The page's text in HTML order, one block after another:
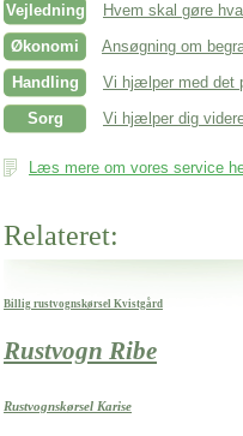
Vejledning
Hvem skal gøre
Økonomi
Ansøgning om
Handling
Vi hjælper med det
Sorg
Vi hjælper dig
Læs mere om vores service
Relateret:
Billig rustvognskørsel Kvistgård
Rustvogn Ribe
Rustvognskørsel Karise